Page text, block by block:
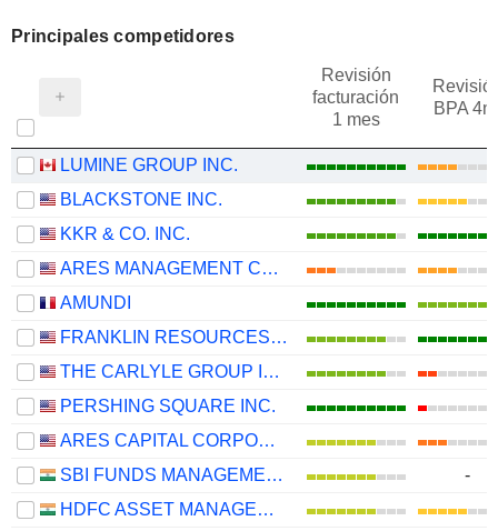
Principales competidores
Revisión
facturación
1 mes
BPA
LUMINE GROUP INC.
BLACKSTONE INC.
KKR & CO. INC.
ARES MANAGEMENT CORPORATION
AMUNDI
FRANKLIN RESOURCES, INC.
THE CARLYLE GROUP INC.
PERSHING SQUARE INC.
ARES CAPITAL CORPORATION
SBI FUNDS MANAGEMENT LIMITED
-
HDFC ASSET MANAGEMENT COMPANY LIMITED